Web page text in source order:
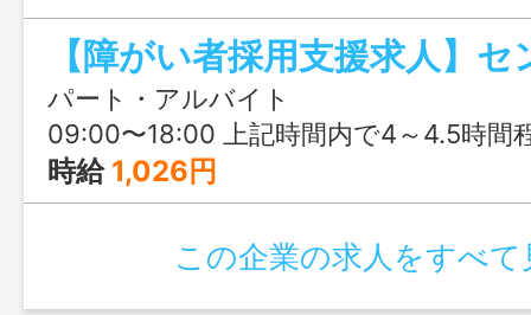
で4時間から勤務OKで、自分のペースを
しずつ仕事に慣れていけます。就労支援
です。
パート・アルバイト
09:00〜18:00 上記時間内で4～4.5時間
時給 1,026円
この企業の求人をすべて